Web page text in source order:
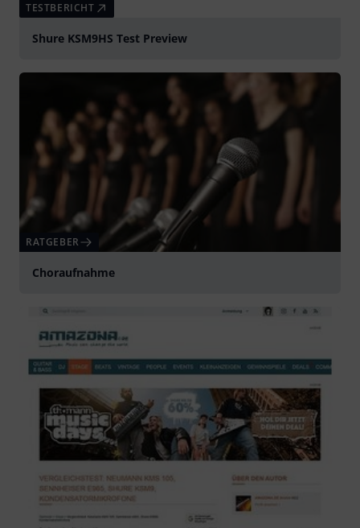
TESTBERICHT
Shure KSM9HS Test Preview
RATGEBER
Choraufnahme